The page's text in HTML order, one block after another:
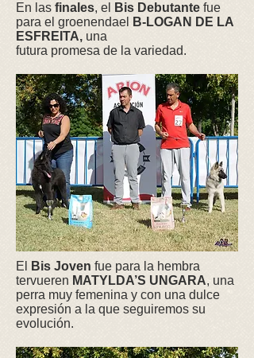
En las finales, el Bis Debutante fue
para el groenendael
B-LOGAN DE LA
ESFREITA, una
futura promesa de la variedad.
El Bis Joven fue para la hembra
tervueren MATYLDA’S UNGARA, una
perra muy femenina y con una dulce
expresión a la que seguiremos su
evolución.